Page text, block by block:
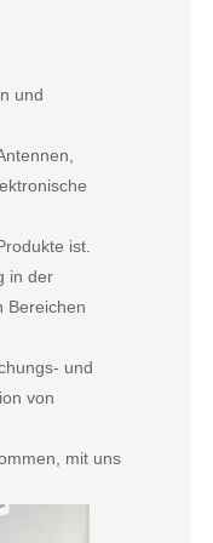
und
ist.
in der
Bereichen
und
von
mit uns